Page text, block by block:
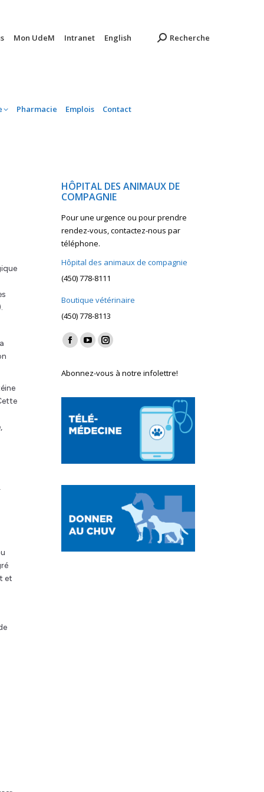
Mon UdeM Intranet English Recherche
Pharmacie Emplois Contact
et
HÔPITAL DES ANIMAUX DE
COMPAGNIE
Pour une urgence ou pour prendre
rendez-vous, contactez-nous par
téléphone.
Hôpital des animaux de compagnie
(450) 778-8111
Boutique vétérinaire
(450) 778-8113
Find us on:
Facebook
opens
window
YouTube
opens
window
Instagram
opens
Abonnez-vous à notre infolettre!